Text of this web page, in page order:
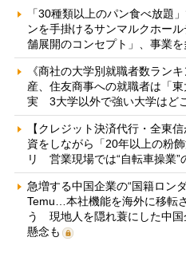
「30種類以上のパン食べ放題
ンを手掛けるサンマルクホー
舗展開のコンセプト」、事業
《商社の大学別就職者数ラン
産、住友商事への就職者は「
実 3大学以外で強い大学はど
【クレジット決済代行・全東
資をしながら「20年以上の粉
リ 営業現場では“自転車操業”
急増する中国企業の“国籍ロン
Temu…本社機能を海外に移転
う 現地人を隠れ蓑にした中国
懸念も